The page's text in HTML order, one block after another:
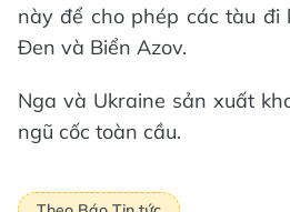
này để cho phép các tàu đi
Đen và Biển Azov.
Nga và Ukraine sản xuất
ngũ cốc toàn cầu.